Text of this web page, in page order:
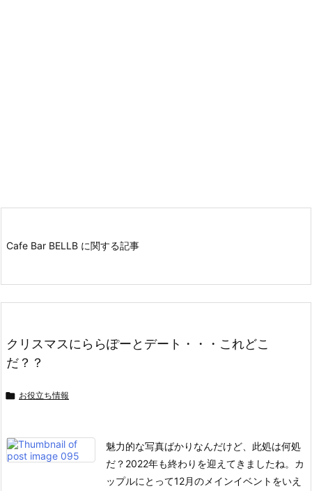
Cafe Bar BELLB に関する記事
クリスマスにららぽーとデート・・・これどこ
だ？？
 お役立ち情報
魅力的な写真ばかりなんだけど、此処は何処
だ？ 2022年も終わりを迎えてきましたね。 カ
ップルにとって12月のメインイベントをいえ